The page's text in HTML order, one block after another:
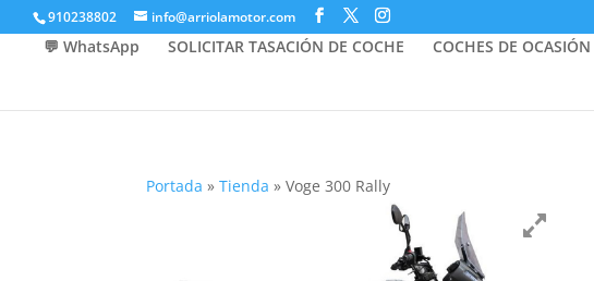
910238802 info@arriolamotor.com
💬 WhatsApp SOLICITAR TASACIÓN DE COCHE COCHES DE OCASIÓN
Portada »Tienda »Voge 300 Rally